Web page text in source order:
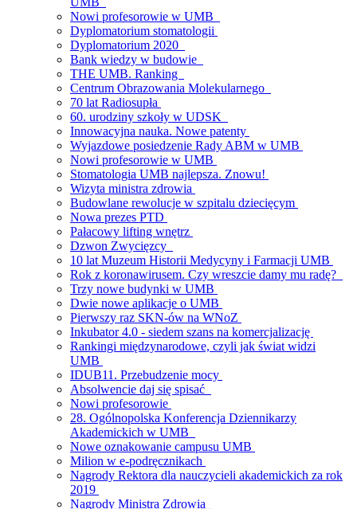
Nowi profesorowie w UMB
Dyplomatorium stomatologii
Dyplomatorium 2020
Bank wiedzy w budowie
THE UMB. Ranking
Centrum Obrazowania Molekularnego
70 lat Radiosupła
60. urodziny szkoły w UDSK
Innowacyjna nauka. Nowe patenty
Wyjazdowe posiedzenie Rady ABM w UMB
Nowi profesorowie w UMB
Stomatologia UMB najlepsza. Znowu!
Wizyta ministra zdrowia
Budowlane rewolucje w szpitalu dziecięcym
Nowa prezes PTD
Pałacowy lifting wnętrz
Dzwon Zwycięzcy
10 lat Muzeum Historii Medycyny i Farmacji UMB
Rok z koronawirusem. Czy wreszcie damy mu radę?
Trzy nowe budynki w UMB
Dwie nowe aplikacje o UMB
Pierwszy raz SKN-ów na WNoZ
Inkubator 4.0 - siedem szans na komercjalizację
Rankingi międzynarodowe, czyli jak świat widzi
UMB
IDUB11. Przebudzenie mocy
Absolwencie daj się spisać
Nowi profesorowie
28. Ogólnopolska Konferencja Dziennikarzy
Akademickich w UMB
Nowe oznakowanie campusu UMB
Milion w e-podręcznikach
Nagrody Rektora dla nauczycieli akademickich za rok
2019
Nagrody Ministra Zdrowia